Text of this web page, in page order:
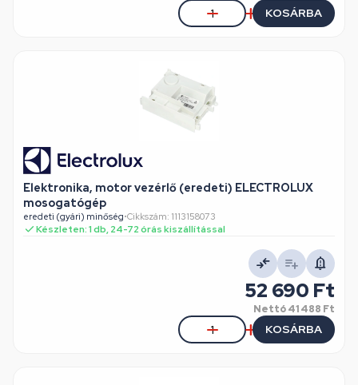
KOSÁRBA
Elektronika, motor vezérlő (eredeti) ELECTROLUX
mosogatógép
eredeti (gyári) minőség•Cikkszám: 1113158073
Készleten: 1 db, 24-72 órás kiszállítással
52 690 Ft
Nettó41 488 Ft
KOSÁRBA